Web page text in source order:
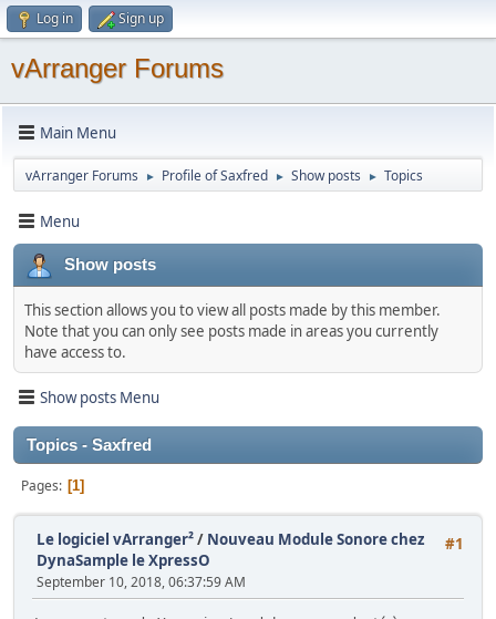
Log in Sign up
vArranger Forums
Main Menu
vArranger Forums ► Profile of Saxfred ► Show posts ► Topics
Menu
Show posts
This section allows you to view all posts made by this member.
Note that you can only see posts made in areas you currently
have access to.
Show posts Menu
Topics - Saxfred
Pages 1
#1
Le logiciel vArranger²/ Nouveau Module Sonore chez
DynaSample le XpressO
September 10, 2018, 06:37:59 AM